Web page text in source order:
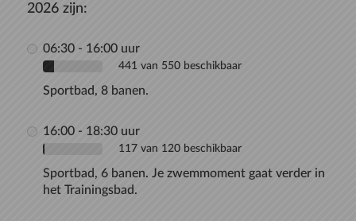
2026 zijn:
06:30 - 16:00 uur
441 van 550 beschikbaar
Sportbad, 8 banen.
16:00 - 18:30 uur
117 van 120 beschikbaar
Sportbad, 6 banen. Je zwemmoment gaat verder in
het Trainingsbad.